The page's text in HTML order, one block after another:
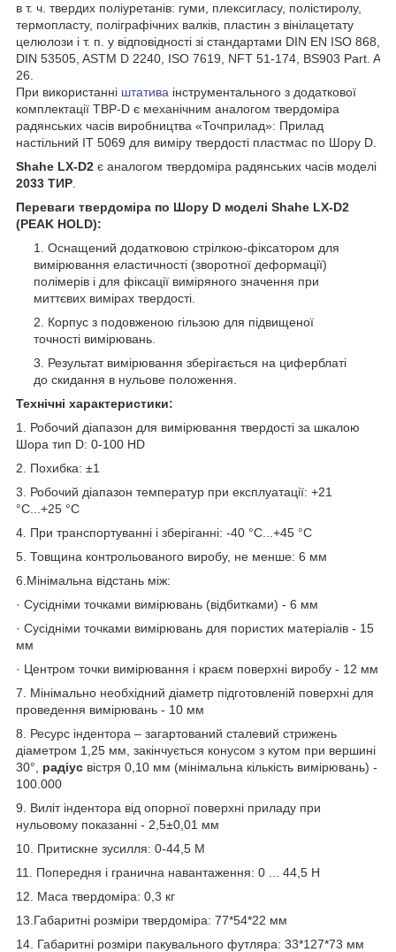
в т. ч. твердих поліуретанів: гуми, плексигласу, полістиролу,
термопласту, поліграфічних валків, пластин з вінілацетату
целюлози і т. п. у відповідності зі стандартами DIN EN ISO 868,
DIN 53505, ASTM D 2240, ISO 7619, NFT 51-174, BS903 Part. A
26.
При використанні штатива інструментального з додаткової
комплектації ТВР-D є механічним аналогом твердоміра
радянських часів виробництва «Точприлад»: Прилад
настільний ІТ 5069 для виміру твердості пластмас по Шору D.
Shahe LX-D2 є аналогом твердоміра радянських часів моделі
2033 ТИР.
Переваги твердоміра по Шору D моделі Shahe LX-D2
(PEAK HOLD):
Оснащений додатковою стрілкою-фіксатором для
вимірювання еластичності (зворотної деформації)
полімерів і для фіксації виміряного значення при
миттєвих вимірах твердості.
Корпус з подовженою гільзою для підвищеної
точності вимірювань.
Результат вимірювання зберігається на циферблаті
до скидання в нульове положення.
Технічні характеристики:
1. Робочий діапазон для вимірювання твердості за шкалою
Шора тип D: 0-100 HD
2. Похибка: ±1
3. Робочий діапазон температур при експлуатації: +21
°С...+25 °С
4. При транспортуванні і зберіганні: -40 °С...+45 °С
5. Товщина контрольованого виробу, не менше: 6 мм
6.Мінімальна відстань між:
· Сусідніми точками вимірювань (відбитками) - 6 мм
· Сусідніми точками вимірювань для пористих матеріалів - 15
мм
· Центром точки вимірювання і краєм поверхні виробу - 12 мм
7. Мінімально необхідний діаметр підготовленій поверхні для
проведення вимірювань - 10 мм
8. Ресурс індентора – загартований сталевий стрижень
діаметром 1,25 мм, закінчується конусом з кутом при вершині
30°, радіус вістря 0,10 мм (мінімальна кількість вимірювань) -
100.000
9. Виліт індентора від опорної поверхні приладу при
нульовому показанні - 2,5±0,01 мм
10. Притискне зусилля: 0-44,5 М
11. Попередня і гранична навантаження: 0 ... 44,5 Н
12. Маса твердоміра: 0,3 кг
13.Габаритні розміри твердоміра: 77*54*22 мм
14. Габаритні розміри пакувального футляра: 33*127*73 мм